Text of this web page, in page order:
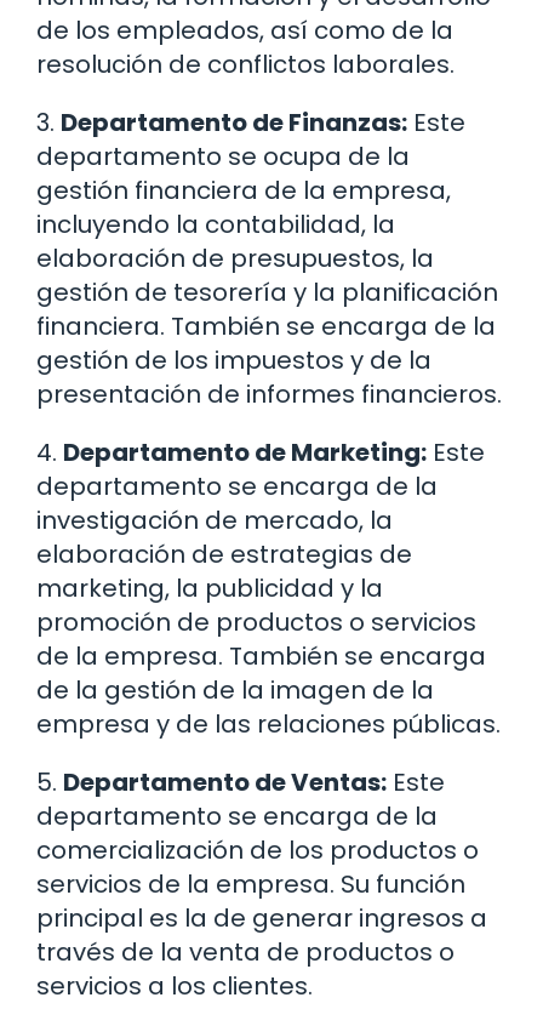
de los empleados, así como de la
resolución de conflictos laborales.
3. Departamento de Finanzas: Este
departamento se ocupa de la
gestión financiera de la empresa,
incluyendo la contabilidad, la
elaboración de presupuestos, la
gestión de tesorería y la planificación
financiera. También se encarga de la
gestión de los impuestos y de la
presentación de informes financieros.
4. Departamento de Marketing: Este
departamento se encarga de la
investigación de mercado, la
elaboración de estrategias de
marketing, la publicidad y la
promoción de productos o servicios
de la empresa. También se encarga
de la gestión de la imagen de la
empresa y de las relaciones públicas.
5. Departamento de Ventas: Este
departamento se encarga de la
comercialización de los productos o
servicios de la empresa. Su función
principal es la de generar ingresos a
través de la venta de productos o
servicios a los clientes.